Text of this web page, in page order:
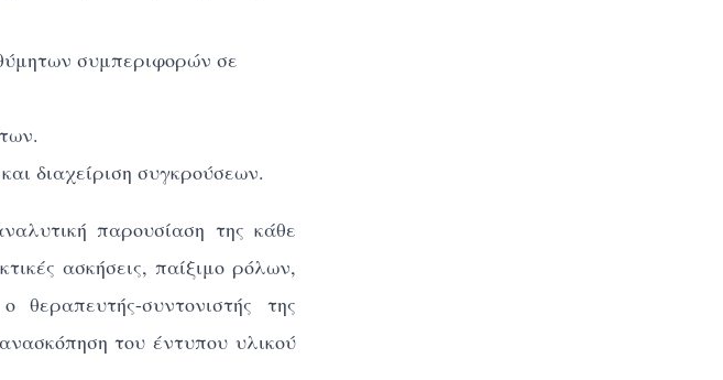
συμπεριφορών σε
διαχείριση συγκρούσεων.
παρουσίαση της κάθε
ασκήσεις, παίξιμο ρόλων,
θεραπευτής-συντονιστής της
του έντυπου υλικού